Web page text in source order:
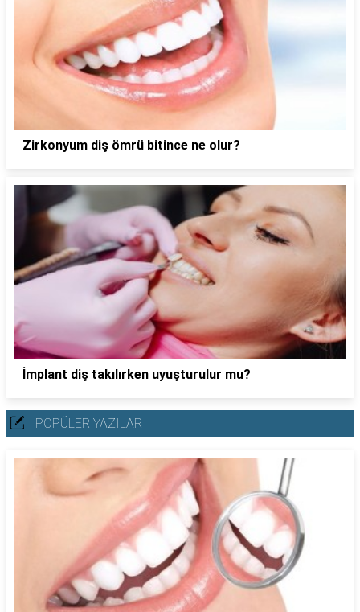
Zirkonyum diş ömrü bitince ne olur?
İmplant diş takılırken uyuşturulur mu?
POPÜLER YAZILAR